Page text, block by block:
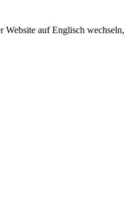
auf Englisch